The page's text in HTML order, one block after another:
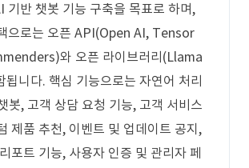
기반 챗봇 기능 구축을 목표로 하며,
으로는 오픈 API(Open AI, Tensor
와 오픈 라이브러리(Llama
니다. 핵심 기능으로는 자연어 처리
봇, 고객 상담 요청 기능, 고객 서비스
제품 추천, 이벤트 및 업데이트 공지,
포트 기능, 사용자 인증 및 관리자 페